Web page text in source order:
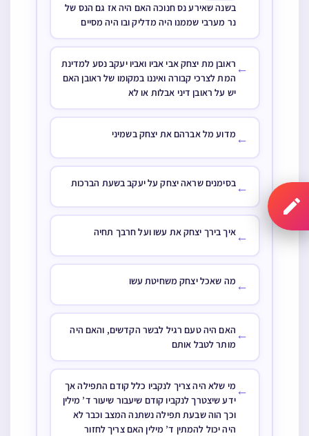
בשנה שאירע נס חנוכה האם היה אז גם הנס של
נר מערבי שממנו היה מדליק ובו היה מסיים
← ראובן מת יצחק אבי אביו ואביו יעקב נסע למדינת
המת לצרכי קבורה ואיננו במקומו של ראובן האם
יש על ראובן דיני אבלות או לא
← מדוע מל אברהם את יצחק בשמיני
←בסימנים שראה יצחק על יעקב בשעת הברכות
←איך בירך יצחק את עשו ועל חרבך תחיה
← מה שאכל יצחק משחיטת עשו
← האם היה טעם רגיל לבשר הקדשים, והאם היה
מותר לטבל אותם
← מי שלא היה צריך לנקביו כלל קודם התפילה אך
ידע שיצטרך לנקביו קודם שיעבור שיעור ד’ מילין
וכך הוה שבעת תפילה נשתנה המצב וכבר לא
היה יכול להמתין ד’ מילין האם צריך לחזור